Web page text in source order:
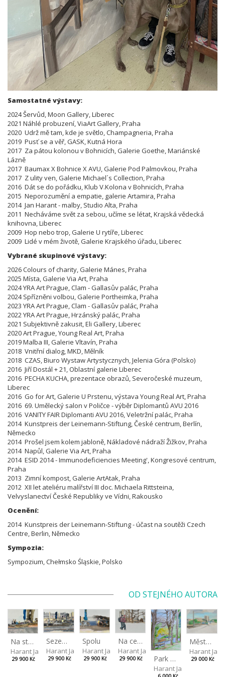
Samostatné výstavy:
2024 Šervůd, Moon Gallery, Liberec
2021 Náhlé probuzení, ViaArt Gallery, Praha
2020 Udrž mě tam, kde je světlo, Champagneria, Praha
2019 Pusť se a věř, GASK, Kutná Hora
2017 Za pátou kolonou v Bohnicích, Galerie Goethe, Mariánské
Lázně
2017 Baumax X Bohnice X AVU, Galerie Pod Palmovkou, Praha
2017 Z ulity ven, Galerie Michael´s Collection, Praha
2016 Dát se do pořádku, Klub V.Kolona v Bohnicích, Praha
2015 Neporozumění a empatie, galerie Artamira, Praha
2014 Jan Harant - malby, Studio Alta, Praha
2011 Necháváme svět za sebou, učíme se létat, Krajská vědecká
knihovna, Liberec
2009 Hop nebo trop, Galerie U rytíře, Liberec
2009 Lidé v mém životě, Galerie Krajského úřadu, Liberec
Vybrané skupinové výstavy:
2026 Colours of charity, Galerie Mánes, Praha
2025 Místa, Galerie Via Art, Praha
2024 YRA Art Prague, Clam - Gallasův palác, Praha
2024 Spřízněni volbou, Galerie Portheimka, Praha
2023 YRA Art Prague, Clam - Gallasův palác, Praha
2022 YRA Art Prague, Hrzánský palác, Praha
2021 Subjektivně zakusit, Eli Gallery, Liberec
2020 Art Prague, Young Real Art, Praha
2019 Malba III, Galerie Vltavín, Praha
2018 Vnitřní dialog, MKD, Mělník
2018 CZAS, Biuro Wystaw Artystycznych, Jelenia Góra (Polsko)
2016 Jiří Dostál + 21, Oblastní galerie Liberec
2016 PECHA KUCHA, prezentace obrazů, Severočeské muzeum,
Liberec
2016 Go for Art, Galerie U Prstenu, výstava Young Real Art, Praha
2016 69. Umělecký salon v Poličce - výběr Diplomantů AVU 2016
2016 VANITY FAIR Diplomanti AVU 2016, Veletržní palác, Praha
2014 Kunstpreis der Leinemann-Stiftung, České centrum, Berlín,
Německo
2014 Prošel jsem kolem jabloně, Nákladové nádraží Žižkov, Praha
2014 Napůl, Galerie Via Art, Praha
2014 ESID 2014 - Immunodeficiencies Meeting', Kongresové centrum,
Praha
2013 Zimní kompost, Galerie ArtAtak, Praha
2012 XII let ateliéru malířství III doc. Michaela Rittsteina,
Velvyslanectví České Republiky ve Vídni, Rakousko
Ocenění:
2014 Kunstpreis der Leinemann-Stiftung - účast na soutěži Czech
Centre, Berlin, Německo
Sympozia:
Sympozium, Chełmsko Śląskie, Polsko
OD STEJNÉHO AUTORA
Na stromových lavicích
Harant Jan
29 900 Kč
Sezení venku pod velkým stromem
Harant Jan
29 900 Kč
Spolu
Harant Jan
29 900 Kč
Na cestě do parku
Harant Jan
29 900 Kč Park v Liberci II
Harant Jan
Město pod širým nebem
Harant Jan
29 000 Kč